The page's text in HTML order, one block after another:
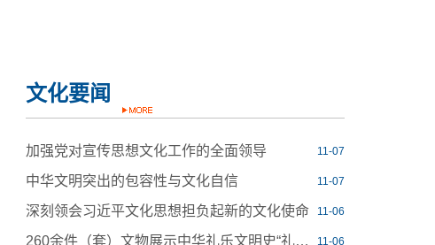
文化要闻
11-07
加强党对宣传思想文化工作的全面领导
11-07
中华文明突出的包容性与文化自信
11-06
深刻领会习近平文化思想担负起新的文化使命
11-06
260余件（套）文物展示中华礼乐文明史“礼合中国——商周礼乐文明”开展